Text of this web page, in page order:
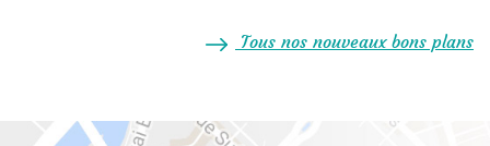
Tous nos nouveaux bons plans